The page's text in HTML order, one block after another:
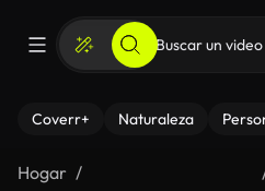
Coverr+ Naturaleza
Hogar